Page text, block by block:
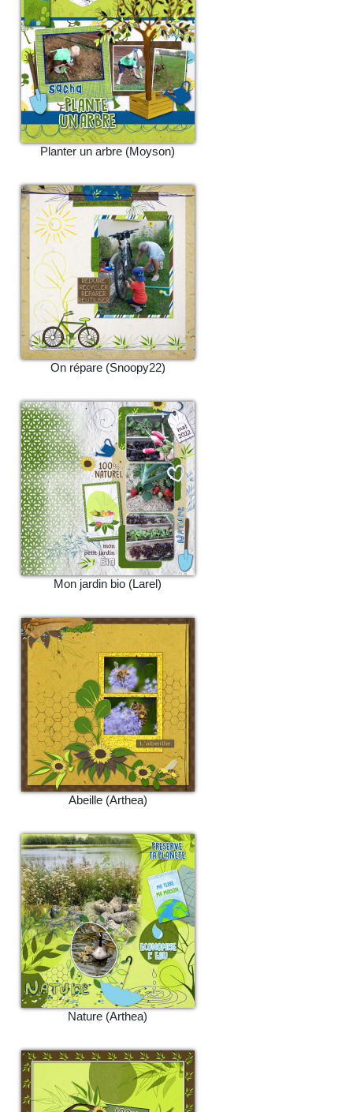
Planter un arbre (Moyson)
On répare (Snoopy22)
Mon jardin bio (Larel)
Abeille (Arthea)
Nature (Arthea)